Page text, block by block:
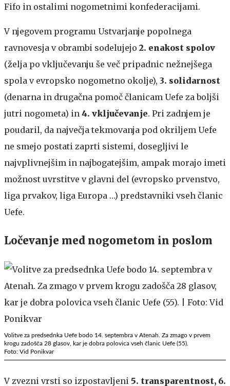
Fifo in ostalimi nogometnimi konfederacijami.
V njegovem programu Ustvarjanje popolnega
ravnovesja v obrambi sodelujejo 2. enakost spolov
(želja po vključevanju še več pripadnic nežnejšega
spola v evropsko nogometno okolje), 3. solidarnost
(denarna in drugačna pomoč članicam Uefe za boljši
jutri nogometa) in 4. vključevanje. Pri zadnjem je
poudaril, da največja tekmovanja pod okriljem Uefe
ne smejo postati zaprti sistemi, dosegljivi le
najvplivnejšim in najbogatejšim, ampak morajo imeti
možnost uvrstitve v glavni del (evropsko prvenstvo,
liga prvakov, liga Europa …) predstavniki vseh članic
Uefe.
Ločevanje med nogometom in poslom
Volitve za predsednka Uefe bodo 14. septembra v Atenah. Za zmago v prvem
krogu zadošča 28 glasov, kar je dobra polovica vseh članic Uefe (55).
Foto: Vid Ponikvar
V zvezni vrsti so izpostavljeni 5. transparentnost, 6.